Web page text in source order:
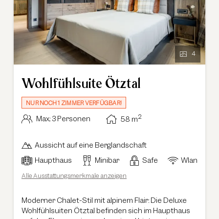
4
Wohlfühlsuite Ötztal
NUR NOCH 1 ZIMMER VERFÜGBAR!
Max.: 3 Personen 58 m2
Aussicht auf eine Berglandschaft
Haupthaus
Minibar Safe Wlan
Alle Ausstattungsmerkmale anzeigen
Moderner Chalet-Stil mit alpinem Flair: Die Deluxe
Wohlfühlsuiten Ötztal befinden sich im Haupthaus